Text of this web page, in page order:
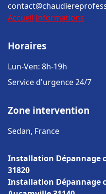
Accueil Informations
Horaires
Lun-Ven: 8h-19h
Service d'urgence 24/7
Zone intervention
Sedan, France
Installation Dépannage
31820
Installation Dépannage